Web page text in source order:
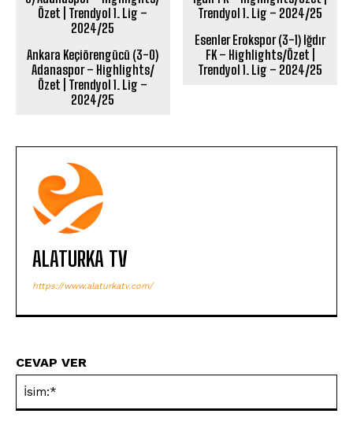
Ankara Keçiörengücü (3-0)
Adanaspor – Highlights/
Özet | Trendyol 1. Lig –
2024/25
Esenler Erokspor (3-1) Iğdır
FK – Highlights/Özet |
Trendyol 1. Lig – 2024/25
ALATURKA TV
https://www.alaturkatv.com/
CEVAP VER